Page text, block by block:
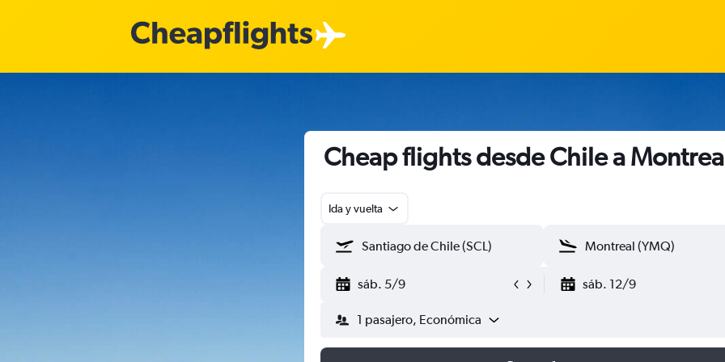
Cheap flights desde Chile a
Ida y vuelta
sáb. 5/9 sáb. 12/9
1 pasajero, Económica